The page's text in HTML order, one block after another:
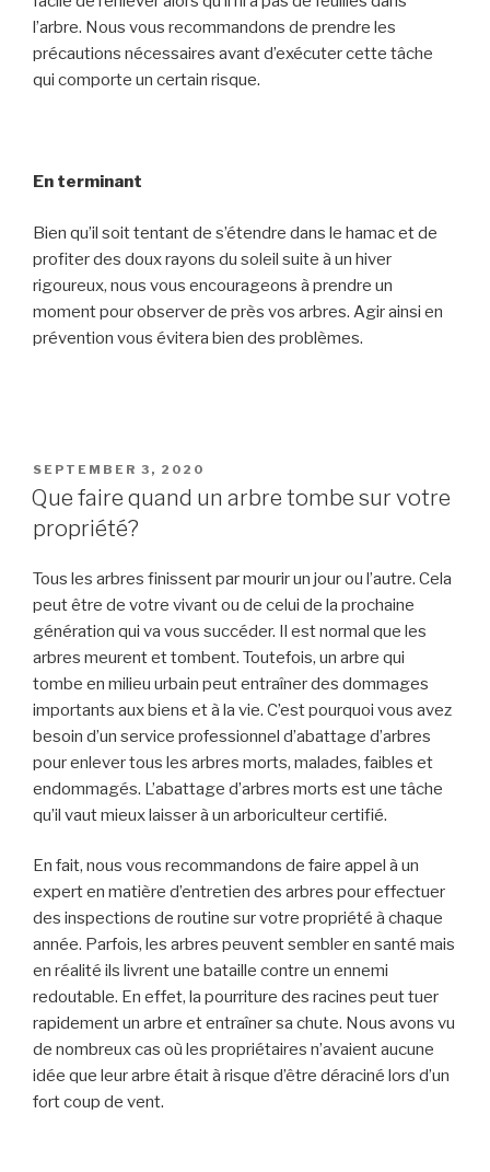
l’arbre. Nous vous recommandons de prendre les
précautions nécessaires avant d’exécuter cette tâche
qui comporte un certain risque.
En terminant
Bien qu’il soit tentant de s’étendre dans le hamac et de
profiter des doux rayons du soleil suite à un hiver
rigoureux, nous vous encourageons à prendre un
moment pour observer de près vos arbres. Agir ainsi en
prévention vous évitera bien des problèmes.
POSTED
ON
SEPTEMBER 3, 2020
Que faire quand un arbre tombe sur votre
propriété?
Tous les arbres finissent par mourir un jour ou l’autre. Cela
peut être de votre vivant ou de celui de la prochaine
génération qui va vous succéder. Il est normal que les
arbres meurent et tombent. Toutefois, un arbre qui
tombe en milieu urbain peut entraîner des dommages
importants aux biens et à la vie. C’est pourquoi vous avez
besoin d’un service professionnel d’abattage d’arbres
pour enlever tous les arbres morts, malades, faibles et
endommagés. L’abattage d’arbres morts est une tâche
qu’il vaut mieux laisser à un arboriculteur certifié.
En fait, nous vous recommandons de faire appel à un
expert en matière d’entretien des arbres pour effectuer
des inspections de routine sur votre propriété à chaque
année. Parfois, les arbres peuvent sembler en santé mais
en réalité ils livrent une bataille contre un ennemi
redoutable. En effet, la pourriture des racines peut tuer
rapidement un arbre et entraîner sa chute. Nous avons vu
de nombreux cas où les propriétaires n’avaient aucune
idée que leur arbre était à risque d’être déraciné lors d’un
fort coup de vent.